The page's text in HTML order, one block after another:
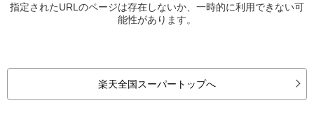
指定されたURLのページは存在しないか、一時的に利用できない可
能性があります。
楽天全国スーパートップへ